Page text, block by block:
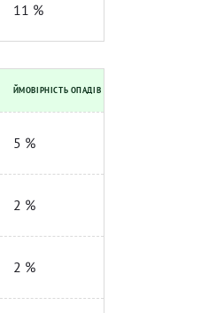
11 %
ЙМОВІРНІСТЬ ОПАДІВ
5 %
2 %
2 %